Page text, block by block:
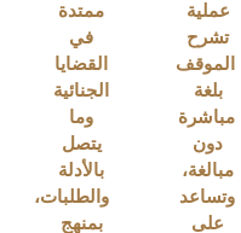
عملية
تشرح
الموقف
بلغة
مباشرة
دون
مبالغة،
وتساعد
على
ممتدة
في
القضايا
الجنائية
وما
يتصل
بالأدلة
والطلبات،
بمنهج